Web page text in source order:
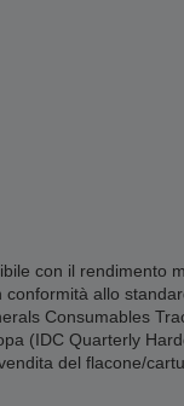
con il rendimento
conformità allo
Consumables
(IDC Quarterly
del flacone/